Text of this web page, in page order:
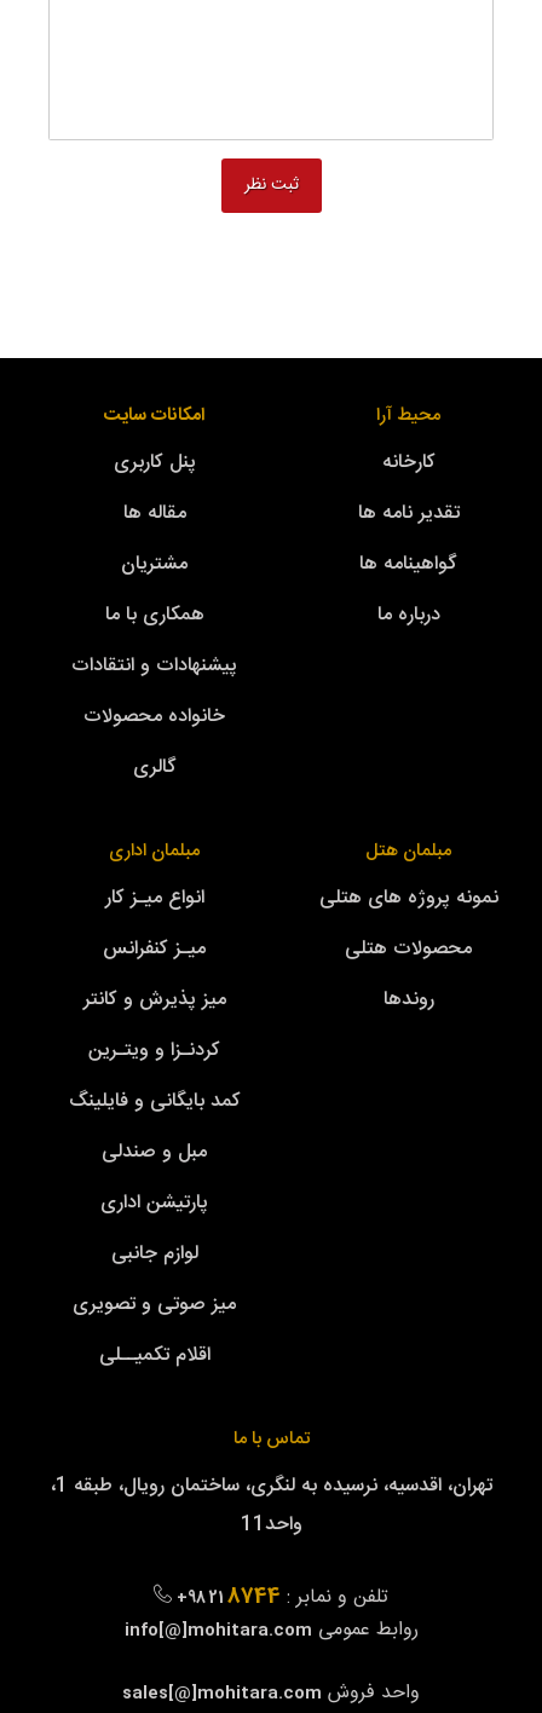
محیط آرا
کارخانه
تقدیر نامه ها
گواهینامه ها
درباره ما
امکانات سایت
پنل کاربری
مقاله ها
مشتریان
همکاری با ما
پیشنهادات و انتقادات
خانواده محصولات
گالری
مبلمان هتل
نمونه پروژه های هتلی
محصولات هتلی
روندها
مبلمان اداری
انواع میـز کار
میـز کنفرانس
میز پذیرش و کانتر
کردنـزا و ویتـرین
کمد بایگانی و فایلینگ
مبل و صندلی
پارتیشن اداری
لوازم جانبی
میز صوتی و تصویری
اقلام تکمیــلی
تماس با ما
تهران، اقدسیه، نرسیده به لنگری، ساختمان رویال، طبقه 1،
واحد11
تلفن و نمابر : +98 218744
روابط عمومی info[@]mohitara.com
واحد فروش sales[@]mohitara.com